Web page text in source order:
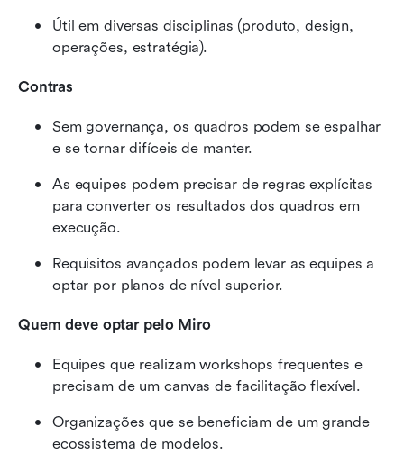
Útil em diversas disciplinas (produto, design,
operações, estratégia).
Contras
Sem governança, os quadros podem se espalhar
e se tornar difíceis de manter.
As equipes podem precisar de regras explícitas
para converter os resultados dos quadros em
execução.
Requisitos avançados podem levar as equipes a
optar por planos de nível superior.
Quem deve optar pelo Miro
Equipes que realizam workshops frequentes e
precisam de um canvas de facilitação flexível.
Organizações que se beneficiam de um grande
ecossistema de modelos.